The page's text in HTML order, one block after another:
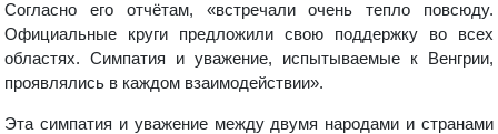
Согласно его отчётам, «встречали очень тепло повсюду.
Официальные круги предложили свою поддержку во всех
областях. Симпатия и уважение, испытываемые к Венгрии,
проявлялись в каждом взаимодействии».
Эта симпатия и уважение между двумя народами и странами